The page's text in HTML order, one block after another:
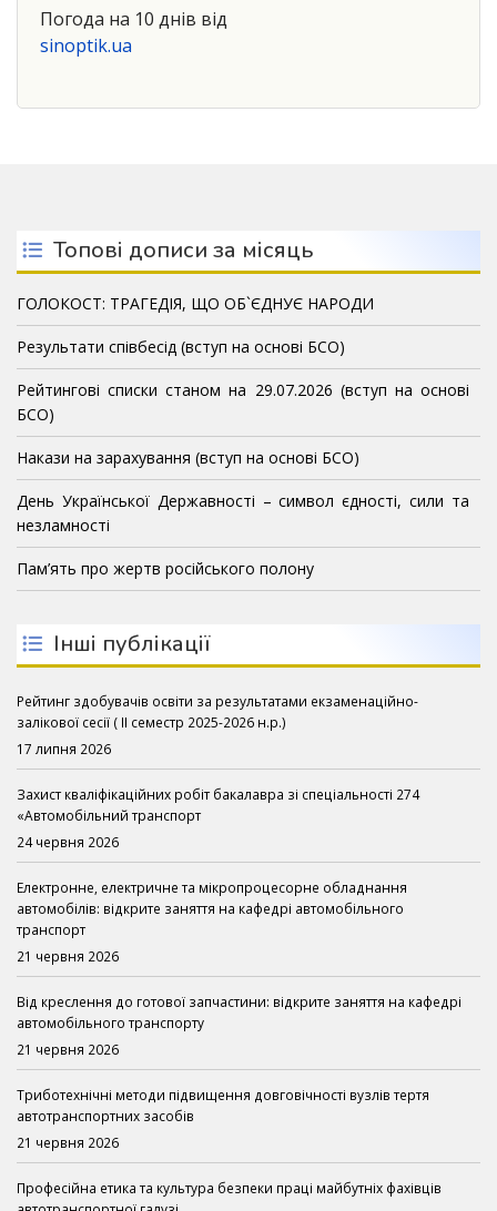
Погода на 10 днів від
sinoptik.ua
Топові дописи за місяць
ГОЛОКОСТ: ТРАГЕДІЯ, ЩО ОБ`ЄДНУЄ НАРОДИ
Результати співбесід (вступ на основі БСО)
Рейтингові списки станом на 29.07.2026 (вступ на основі
БСО)
Накази на зарахування (вступ на основі БСО)
День Української Державності – символ єдності, сили та
незламності
Пам’ять про жертв російського полону
Інші публікації
Рейтинг здобувачів освіти за результатами екзаменаційно-
залікової сесії ( ІІ семестр 2025-2026 н.р.)
17 липня 2026
Захист кваліфікаційних робіт бакалавра зі спеціальності 274
«Автомобільний транспорт
24 червня 2026
Електронне, електричне та мікропроцесорне обладнання
автомобілів: відкрите заняття на кафедрі автомобільного
транспорт
21 червня 2026
Від креслення до готової запчастини: відкрите заняття на кафедрі
автомобільного транспорту
21 червня 2026
Триботехнічні методи підвищення довговічності вузлів тертя
автотранспортних засобів
21 червня 2026
Професійна етика та культура безпеки праці майбутніх фахівців